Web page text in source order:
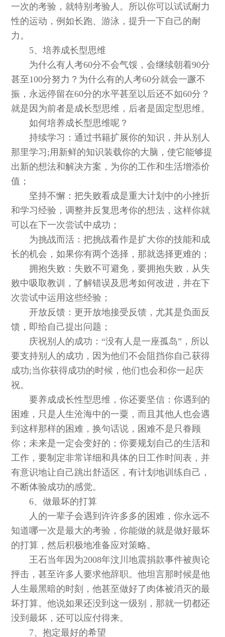
一次的考验，就特别考验人。所以你可以试试耐力
性的运动，例如长跑、游泳，提升一下自己的耐
力。
5、培养成长型思维
为什么有人考60分不会气馁，会继续朝着90分
甚至100分努力？为什么有的人考60分就会一蹶不
振，永远停留在60分的水平甚至以后还不如60分？
就是因为前者是成长型思维，后者是固定型思维。
如何培养成长型思维呢？
持续学习：通过书籍扩展你的知识，并从别人
那里学习;用新鲜的知识装载你的大脑，使它能够提
出新的想法和解决方案，为你的工作和生活增添价
值；
坚持不懈：把失败看成是重大计划中的小挫折
和学习经验，调整并反复思考你的想法，这样你就
可以在下一次尝试中成功；
为挑战而活：把挑战看作是扩大你的技能和成
长的机会，如果你有两个选择，那就选择更难的；
拥抱失败：失败不可避免，要拥抱失败，从失
败中吸取教训，了解错误及思考如何改进，并在下
次尝试中运用这些经验；
开放反馈：更开放地接受反馈，尤其是负面反
馈，即给自己提出问题；
庆祝别人的成功：“没有人是一座孤岛”，所以
要支持别人的成功，因为他们不会阻挡你自己获得
成功;当你获得成功的时候，他们也会和你一起庆
祝。
要养成成长性型思维，你还要坚信：你遇到的
困难，只是人生沧海中的一粟，而且其他人也会遇
到这样那样的困难，换句话说，困难不是只眷顾
你；未来是一定会变好的；你要规划自己的生活和
工作，要制定非常详细和具体的日工作时间表，并
有意识地让自己跳出舒适区，有计划地训练自己，
不断体验成功的感觉。
6、做最坏的打算
人的一辈子会遇到许许多多的困难，你永远不
知道哪一次是最大的考验，你能做的就是做好最坏
的打算，然后积极地准备应对策略。
王石当年因为2008年汶川地震捐款事件被舆论
抨击，甚至许多人要求他辞职。他坦言那时候是他
人生最黑暗的时刻，他甚至做好了肉体被消灭的最
坏打算。他说如果还没到这一级别，那就一切都还
没到最坏，还可以应付得来。
7、抱定最好的希望